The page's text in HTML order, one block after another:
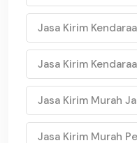
Jasa Kirim
Jasa Kirim
Jasa Kirim Murah
Jasa Kirim Murah